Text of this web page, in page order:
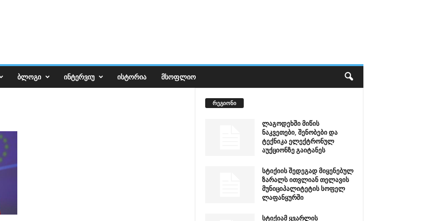
ᲑᲚᲝᲒᲘ ᲘᲜᲢᲔᲠᲕᲘᲣ ᲘᲡᲢᲝᲠᲘᲐ ᲛᲡᲝᲤᲚᲘᲝ
რეგიონი
ლაგოდეხში მიწის
ნაკვეთები, შენობები და
ტექნიკა ელექტრონულ
აუქციონზე გაიტანეს
სტიქიის შედეგად მიყენებულ
ზარალს ითვლიან თელავის
მუნიციპალიტეტის სოფელ
ლაფანყურში
სტიქიამ ყვარლის